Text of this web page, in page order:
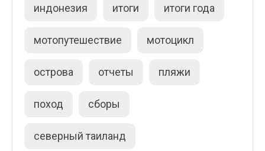
индонезия итоги итоги года
мотопутешествие мотоцикл
острова отчеты пляжи
поход сборы
северный таиланд